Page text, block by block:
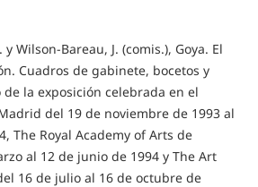
Wilson-Bareau, J. (comis.), Goya. El
Cuadros de gabinete, bocetos y
la exposición celebrada en el
del 19 de noviembre de 1993 al
The Royal Academy of Arts de
al 12 de junio de 1994 y The Art
16 de julio al 16 de octubre de